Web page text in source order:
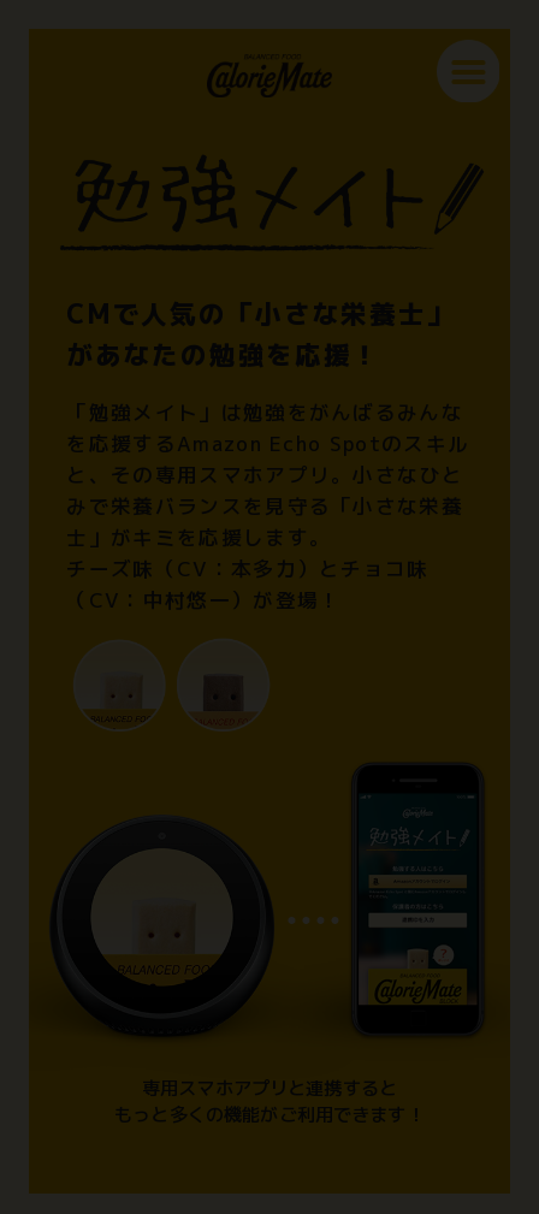
CMで人気の「小さな栄養士」
があなたの勉強を応援！
「勉強メイト」は勉強をがんばるみんな
を応援するAmazon Echo Spotのスキル
と、その専用スマホアプリ。小さなひと
みで栄養バランスを見守る「小さな栄養
士」がキミを応援します。
チーズ味（CV：本多力）とチョコ味
（CV：中村悠一）が登場！
専用スマホアプリと連携すると
もっと多くの機能がご利用できます！